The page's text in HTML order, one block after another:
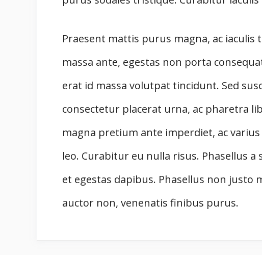
Praesent mattis purus magna, ac
massa ante, egestas non porta
erat id massa volutpat tincidunt. Sed
consectetur placerat urna, ac pharetra
magna pretium ante imperdiet, ac
leo. Curabitur eu nulla risus. Phasellus a
et egestas dapibus. Phasellus non justo
auctor non, venenatis finibus purus.